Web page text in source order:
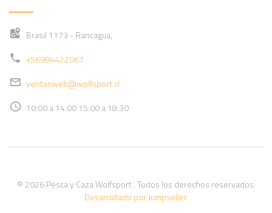
Brasil 1173 - Rancagua,
+56994422067
ventasweb@wolfsport.cl
10:00 a 14:00 15:00 a 18:30
© 2026 Pesca y Caza Wolfsport . Todos los derechos reservados.
Desarrollado por Jumpseller.